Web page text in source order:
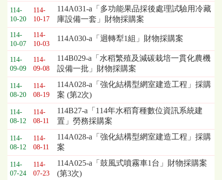
截
標
期、
公
告
事
項
114-
10-20
114-
10-17
114A031-a「多功能果品採後處理試驗用冷藏
庫設備一套」財物採購案
114-
10-07
114-
10-03
114A030-a「迴轉犁1組」財物採購案
114-
09-09
114-
09-08
114B029-a「水稻繁殖及減碳栽培一貫化農機
設備一批」財物採購案
114-
08-20
114-
08-19
114A028-a「強化結構型網室建造工程」採購
案 (第2次)
114-
08-12
114-
08-11
114B27-a「114年水稻育種數位資訊系統建
置」勞務採購案
114-
08-12
114-
08-11
114A028-a「強化結構型網室建造工程」採購
案
114-
07-24
114-
07-23
114A025-a「鼓風式噴霧車1台」財物採購案
(第3次)